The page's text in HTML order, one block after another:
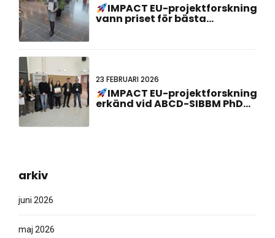
IMPACT EU-projektforskning
vann priset för bästa
23 FEBRUARI 2026
IMPACT EU-projektforskning
erkänd vid ABCD-SIBBM PhD
arkiv
juni 2026
maj 2026